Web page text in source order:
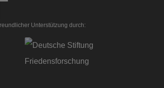
Unterstützung durch: